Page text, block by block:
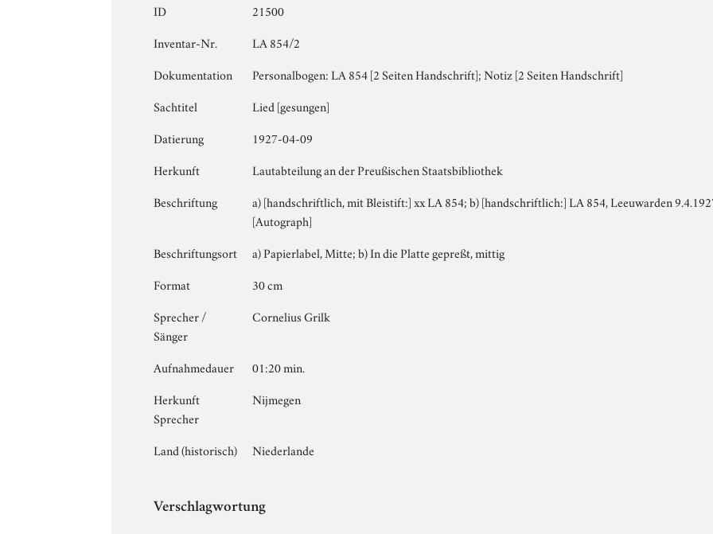
ID
21500
Inventar-Nr.
LA 854/2
Dokumentation
Personalbogen: LA 854 [2 Seiten Handschrift]; Notiz [2 Seiten Handschrift]
Sachtitel
Lied [gesungen]
Datierung
1927-04-09
Herkunft
Lautabteilung an der Preußischen Staatsbibliothek
Beschriftung
a) [handschriftlich, mit Bleistift:] xx LA 854; b) [handschriftlich:] LA 854, Leeuwarden
[Autograph]
Beschriftungsort
a) Papierlabel, Mitte; b) In die Platte gepreßt, mittig
Format
30 cm
Sprecher /
Sänger
Cornelius Grilk
Aufnahmedauer
01:20 min.
Herkunft
Sprecher
Nijmegen
Land (historisch) Niederlande
Verschlagwortung